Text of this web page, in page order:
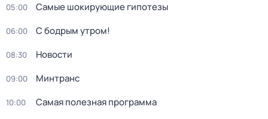
05:00 Самые шoкиpующие гипотезы
06:00 С бодрым утром!
08:30 Новости
09:00 Минтранс
10:00 Самая полезная программа